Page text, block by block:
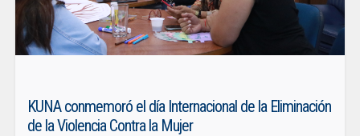
KUNA conmemoró el día Internacional de la Eliminación
de la Violencia Contra la Mujer